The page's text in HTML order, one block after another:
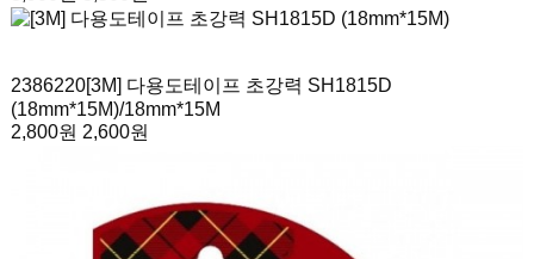
2386220[3M] 다용도테이프 초강력 SH1815D
(18mm*15M)/18mm*15M
2,800원 2,600원